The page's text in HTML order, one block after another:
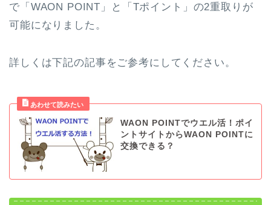
で「WAON POINT」と「Tポイント」の2重取りが
可能になりました。
詳しくは下記の記事をご参考にしてください。
WAON POINTでウエル活！ポイ
ントサイトからWAON POINTに
交換できる？